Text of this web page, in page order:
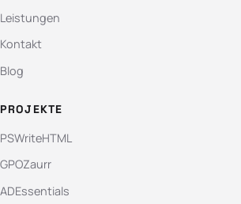
Leistungen
Kontakt
Blog
PROJEKTE
PSWriteHTML
GPOZaurr
ADEssentials